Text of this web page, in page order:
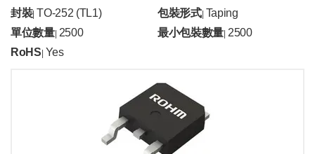
封裝| TO-252 (TL1) 包裝形式| Taping
單位數量| 2500 最小包裝數量 |2500
RoHS Yes